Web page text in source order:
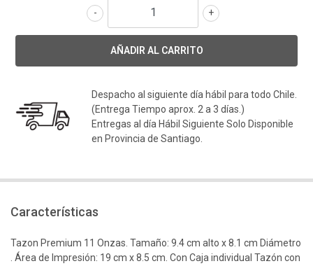
+
-
Despacho al siguiente día hábil para todo Chile.
(Entrega Tiempo aprox. 2 a 3 días.)
Entregas al día Hábil Siguiente Solo Disponible
en Provincia de Santiago.
Características
Tazon Premium 11 Onzas. Tamaño: 9.4 cm alto x 8.1 cm Diámetro
. Área de Impresión: 19 cm x 8.5 cm. Con Caja individual Tazón con